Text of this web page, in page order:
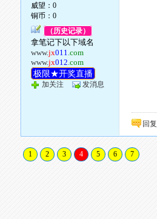
威望：0
铜币：0
（历史记录）
拿笔记下以下域名
www.jx011.com
www.jx012.com
极限★开奖直播
加关注 发消息
回复
1 2 3 4 5 6 7